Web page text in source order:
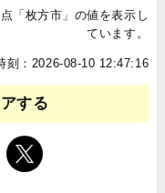
「枚方市」の値を表示し
ています。
刻：2026-08-10 12:47:16
する